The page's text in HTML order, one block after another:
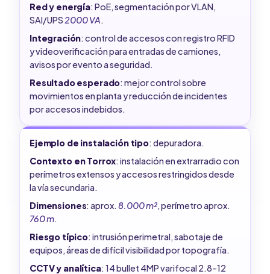
Red y energía: PoE, segmentación por VLAN,
SAI/UPS 2000 VA.
Integración: control de accesos con registro RFID
y videoverificación para entradas de camiones,
avisos por evento a seguridad.
Resultado esperado: mejor control sobre
movimientos en planta y reducción de incidentes
por accesos indebidos.
Ejemplo de instalación tipo: depuradora.
Contexto en Torrox: instalación en extrarradio con
perímetros extensos y accesos restringidos desde
la vía secundaria.
Dimensiones: aprox.8.000 m², perímetro aprox.
760 m.
Riesgo típico: intrusión perimetral, sabotaje de
equipos, áreas de difícil visibilidad por topografía.
CCTV y analítica: 14 bullet 4MP varifocal 2.8–12